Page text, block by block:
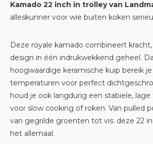
Kamado 22 inch in trolleyvan
alleskunner voor wie buiten koken
Deze royale kamado combineert
design in één indrukwekkend geheel.
hoogwaardige keramische kuip bereik
temperaturen voor perfect
houd je ook langdurig een stabiele,
voor slow cooking of roken. Van pulled
van gegrilde groenten tot vis: deze 22
het allemaal.